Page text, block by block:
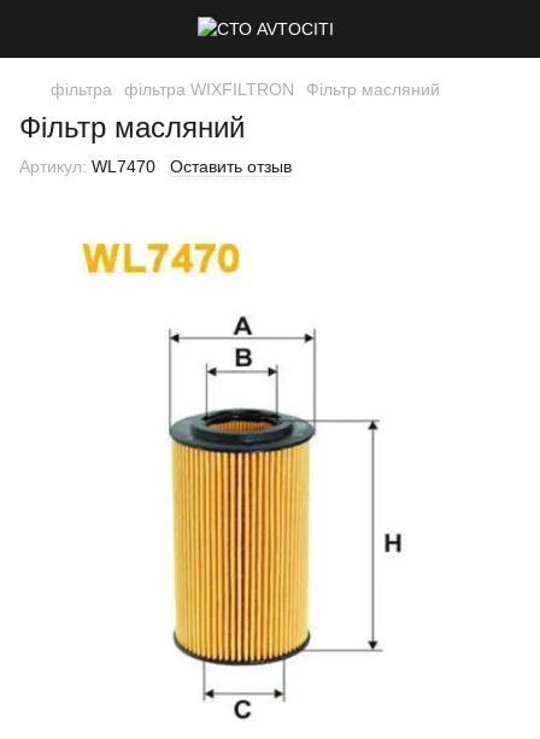
фільтра фільтра WIXFILTRON Фільтр масляний
Фільтр масляний
Артикул: WL7470 Оставить отзыв